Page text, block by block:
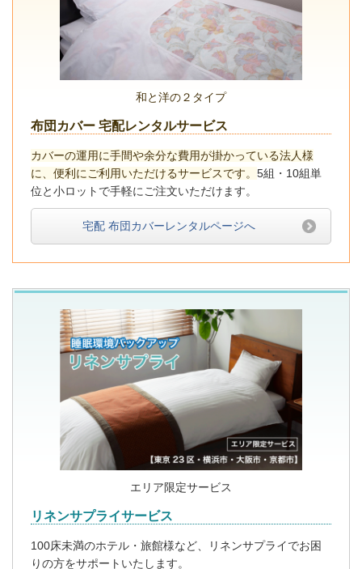
和と洋の２タイプ
布団カバー 宅配レンタルサービス
カバーの運用に手間や余分な費用が掛かっている法人様
に、便利にご利用いただけるサービスです。 5組・10組単
位と小ロットで手軽にご注文いただけます。
宅配 布団カバーレンタルページへ
エリア限定サービス
リネンサプライサービス
100床未満のホテル・旅館様など、リネンサプライでお困
りの方をサポートいたします。